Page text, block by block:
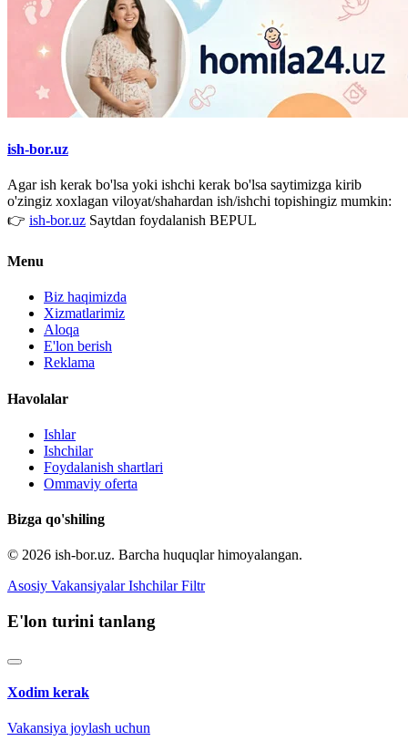
ish-bor.uz
Agar ish kerak bo'lsa yoki ishchi kerak bo'lsa saytimizga kirib
o'zingiz xoxlagan viloyat/shahardan ish/ishchi topishingiz mumkin:
👉 ish-bor.uz Saytdan foydalanish BEPUL
Menu
Biz haqimizda
Xizmatlarimiz
Aloqa
E'lon berish
Reklama
Havolalar
Ishlar
Ishchilar
Foydalanish shartlari
Ommaviy oferta
Bizga qo'shiling
© 2026 ish-bor.uz. Barcha huquqlar himoyalangan.
Asosiy Vakansiyalar Ishchilar Filtr
E'lon turini tanlang
Xodim kerak
Vakansiya joylash uchun